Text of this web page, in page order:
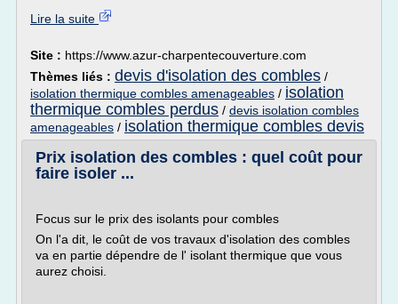
Lire la suite
Site : https://www.azur-charpentecouverture.com
Thèmes liés : devis d'isolation des combles /
isolation thermique combles amenageables / isolation
thermique combles perdus / devis isolation combles
amenageables / isolation thermique combles devis
Prix isolation des combles : quel coût pour
faire isoler ...
Focus sur le prix des isolants pour combles
On l'a dit, le coût de vos travaux d'isolation des combles
va en partie dépendre de l' isolant thermique que vous
aurez choisi.